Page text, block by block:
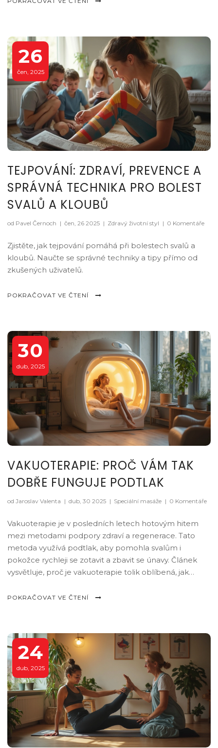
26
čen, 2025
TEJPOVÁNÍ: ZDRAVÍ, PREVENCE A
SPRÁVNÁ TECHNIKA PRO BOLEST
SVALŮ A KLOUBŮ
od Pavel Černoch | čen, 26 2025 | Zdravý životní styl | 0 Komentáře
Zjistěte, jak tejpování pomáhá při bolestech svalů a
kloubů. Naučte se správné techniky a tipy přímo od
zkušených uživatelů.
POKRAČOVAT VE ČTENÍ
30
dub, 2025
VAKUOTERAPIE: PROČ VÁM TAK
DOBŘE FUNGUJE PODTLAK
od Jaroslav Valenta | dub, 30 2025 | Speciální masáže | 0 Komentáře
Vakuoterapie je v posledních letech hotovým hitem
mezi metodami podpory zdraví a regenerace. Tato
metoda využívá podtlak, aby pomohla svalům i
pokožce rychleji se zotavit a zbavit se únavy. Článek
vysvětluje, proč je vakuoterapie tolik oblíbená, jak
Dozvíš se zajímavosti, praktické tipy a konkrétní
POKRAČOVAT VE ČTENÍ
24
dub, 2025